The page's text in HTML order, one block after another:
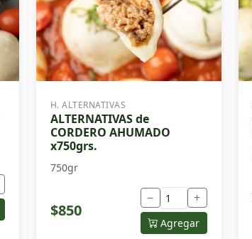
H. ALTERNATIVAS
ALTERNATIVAS de
CORDERO AHUMADO
x750grs.
750gr
$850
− +
Agregar